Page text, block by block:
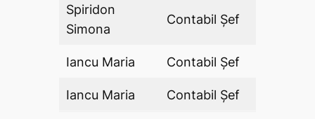
Spiridon
Simona
Contabil Şef
Iancu Maria Contabil Şef
Iancu Maria Contabil Şef